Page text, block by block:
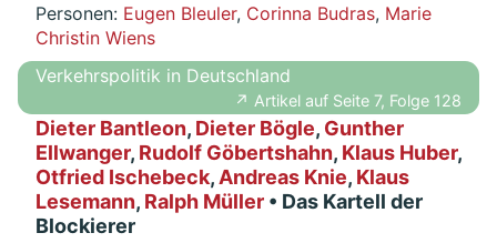
Personen: Eugen Bleuler, Corinna Budras, Marie
Christin Wiens
Verkehrspolitik in Deutschland
↗ Artikel auf Seite 7, Folge 128
Dieter Bantleon, Dieter Bögle, Gunther
Ellwanger, Rudolf Göbertshahn, Klaus Huber,
Otfried Ischebeck, Andreas Knie, Klaus
Lesemann, Ralph Müller• Das Kartell der
Blockierer